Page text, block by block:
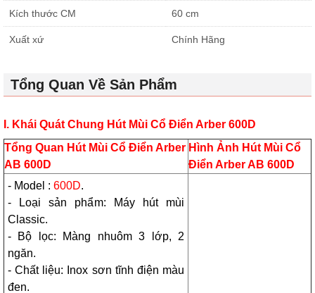
Kích thước CM 60 cm
Xuất xứ Chính Hãng
Tổng Quan Về Sản Phẩm
I. Khái Quát Chung Hút Mùi Cổ Điển Arber 600D
Tổng Quan Hút Mùi Cổ Điển Arber
AB 600D
Hình Ảnh Hút Mùi Cổ
Điển Arber AB 600D
- Model : 600D.
- Loại sản phẩm: Máy hút mùi
Classic.
- Bộ lọc: Màng nhuôm 3 lớp, 2
ngăn.
- Chất liệu: Inox sơn tĩnh điện màu
đen.